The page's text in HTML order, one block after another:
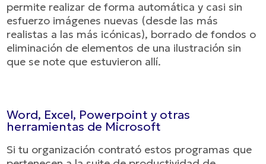
permite realizar de forma automática y casi sin
esfuerzo imágenes nuevas (desde las más
realistas a las más icónicas), borrado de fondos o
eliminación de elementos de una ilustración sin
que se note que estuvieron allí.
Word, Excel, Powerpoint y otras
herramientas de Microsoft
Si tu organización contrató estos programas que